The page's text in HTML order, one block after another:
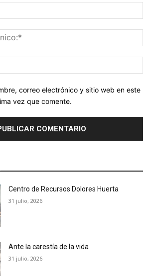
correo electrónico y sitio web en este
vez que comente.
Centro de Recursos Dolores Huerta
31 julio, 2026
Ante la carestía de la vida
31 julio, 2026